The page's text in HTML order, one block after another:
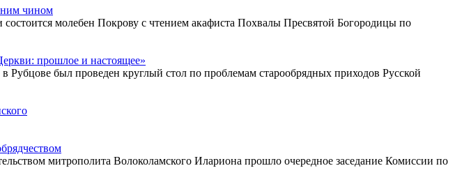
чином
молебен Покрову с чтением акафиста Похвалы Пресвятой Богородицы по
прошлое и настоящее»
был проведен круглый стол по проблемам старообрядных приходов Русской
митрополита Волоколамского Илариона прошло очередное заседание Комиссии по